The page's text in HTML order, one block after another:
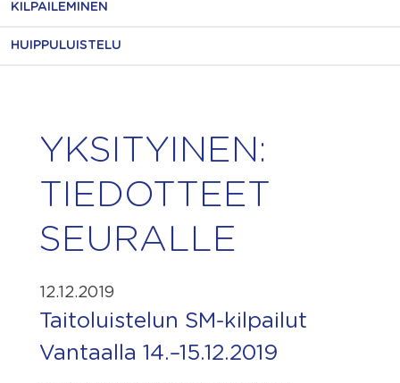
KILPAILEMINEN
HUIPPULUISTELU
YKSITYINEN:
TIEDOTTEET
SEURALLE
12.12.2019
Taitoluistelun SM-kilpailut
Vantaalla 14.–15.12.2019